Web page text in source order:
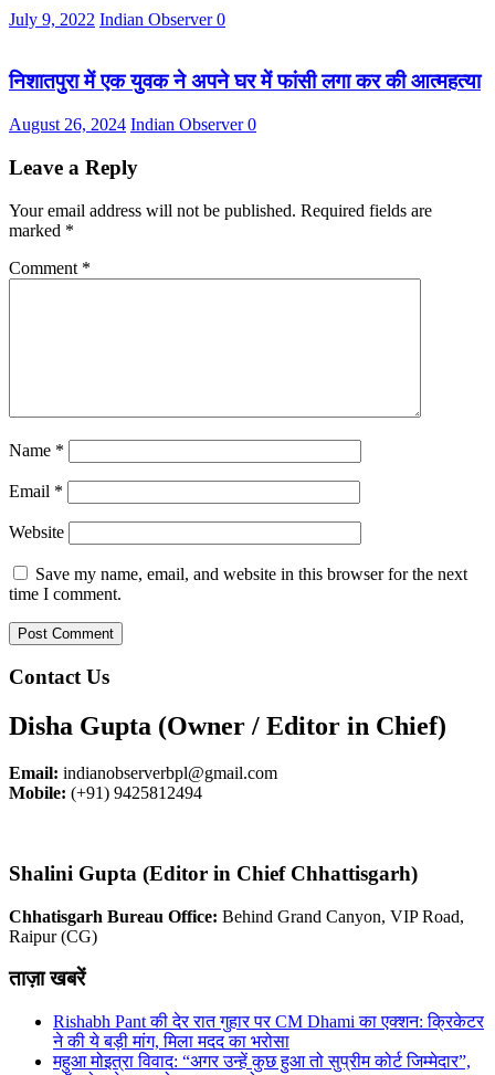
July 9, 2022 Indian Observer0
निशातपुरा में एक युवक ने अपने घर में फांसी लगा कर की आत्महत्या
August 26, 2024 Indian Observer0
Leave a Reply
Your email address will not be published. Required fields are
marked *
Comment *
Name *
Email *
Website
Save my name, email, and website in this browser for the next
time I comment.
Contact Us
Disha Gupta (Owner / Editor in Chief)
Email: indianobserverbpl@gmail.com
Mobile: (+91) 9425812494
Shalini Gupta (Editor in Chief Chhattisgarh)
Chhatisgarh Bureau Office: Behind Grand Canyon, VIP Road,
Raipur (CG)
ताज़ा खबरें
Rishabh Pant की देर रात गुहार पर CM Dhami का एक्शन: क्रिकेटर
ने की ये बड़ी मांग, मिला मदद का भरोसा
महुआ मोइत्रा विवाद: “अगर उन्हें कुछ हुआ तो सुप्रीम कोर्ट जिम्मेदार”,